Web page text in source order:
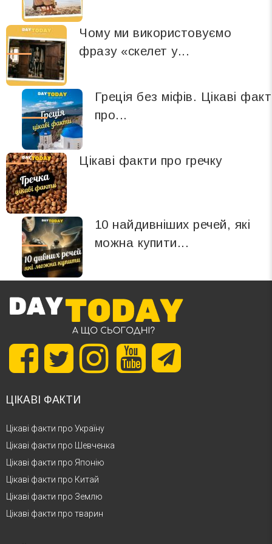
Чому ми використовуємо
фразу «скелет у...
Греція без міфів. Цікаві
про...
Цікаві факти про гречку
10 найдивніших речей, які
можна купити...
ЦІКАВІ ФАКТИ
Цікаві факти про Україну
Цікаві факти про Шевченка
Цікаві факти про Японію
Цікаві факти про Китай
Цікаві факти про Землю
Цікаві факти про тварин